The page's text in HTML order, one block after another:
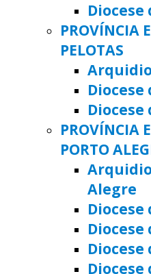
Diocese
PROVÍNCIA
PELOTAS
Diocese
Diocese
PROVÍNCIA
PORTO
Alegre
Diocese
Diocese